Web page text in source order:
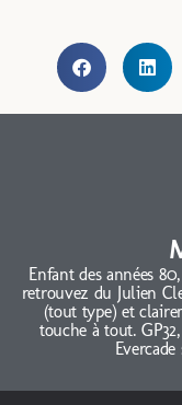
Enfant des années
retrouvez du Julien
(tout type) et
touche à tout.